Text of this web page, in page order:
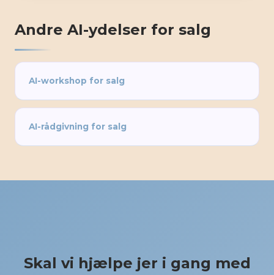
Andre AI-ydelser for salg
AI-workshop for salg
AI-rådgivning for salg
Skal vi hjælpe jer i gang med